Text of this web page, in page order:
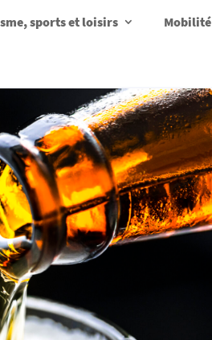
sports et loisirs Mobilité